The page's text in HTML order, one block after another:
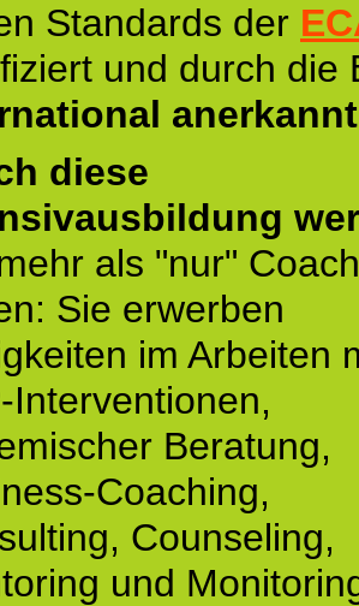
Standards der
und durch die
diese
als "nur"
Sie erwerben
im Arbeiten
Interventionen,
Beratung,
Coaching,
Counseling,
und